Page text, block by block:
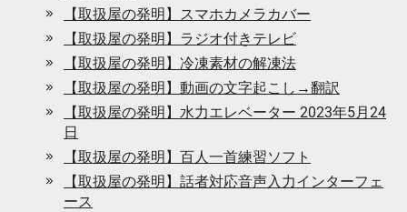
【取扱屋の発明】スマホカメラカバー
【取扱屋の発明】ラジオ付きテレビ
【取扱屋の発明】冷凍素材の解凍法
【取扱屋の発明】動画の文字起こし→翻訳
【取扱屋の発明】水力エレベーター 2023年5月24
日
【取扱屋の発明】百人一首練習ソフト
【取扱屋の発明】話者対応音声入力インターフェ
ース